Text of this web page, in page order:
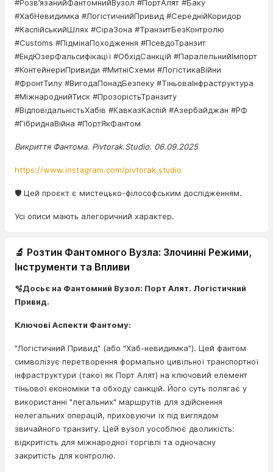
#Розв’язанийФантомнийВузол #ПортАлят #Баку
#ХабНевидимка #ЛогістичнийПривид #СереднійКоридор
#КаспійськийШлях #СіраЗона #ТранзитБезКонтролю
#Customs #ПідмінаПоходження #ПсевдоТранзит
#ЕндЮзерФальсифікації #ОбхідСанкцій #ПаралельнийІмпорт
#КонтейнериПривиди #МитніСхеми #ЛогістикаВійни
#ФронтТилу #ВигодаПонадБезпеку #ТіньоваІнфраструктура
#МіжнароднийТиск #ПрозорістьТранзиту
#ВідповідальністьХабів #КавказКаспій #Азербайджан #РФ
#ГібриднаВійна #ПортЯкФантом
Викриття Фантома. Pivtorak.Studio. 06.09.2025
https://www.instagram.com/pivtorak.studio
🛡️ Цей проєкт є мистецько-філософським дослідженням.
Усі описи мають алегоричний характер.
🔬 Розтин Фантомного Вузла: Злочинні Режими,
Інструменти та Впливи
🫧Досьє на Фантомний Вузол: Порт Алят. Логістичний
Привид.
Ключові Аспекти Фантому:
"Логістичний Привид" (або "Хаб-невидимка"). Цей фантом
символізує перетворення формально цивільної транспортної
інфраструктури (такої як Порт Алят) на ключовий елемент
тіньової економіки та обходу санкцій. Його суть полягає у
використанні "легальних" маршрутів для здійснення
нелегальних операцій, приховуючи їх під виглядом
звичайного транзиту. Цей вузол уособлює дволикість:
відкритість для міжнародної торгівлі та одночасну
закритість для контролю.